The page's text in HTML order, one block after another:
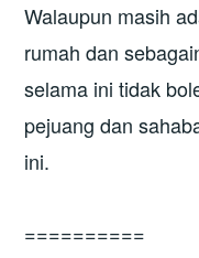
Walaupun masih
rumah dan
selama ini tidak
pejuang dan
ini.
==========